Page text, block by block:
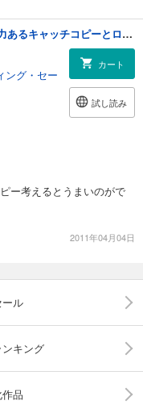
「売る」文章51の技～説得力あるキャッチコピーとロングコピーの作り方
ング・セー
カート
試し読み
ー考えるとうまいのがで
2011年04月04日
ル
ンキング
品